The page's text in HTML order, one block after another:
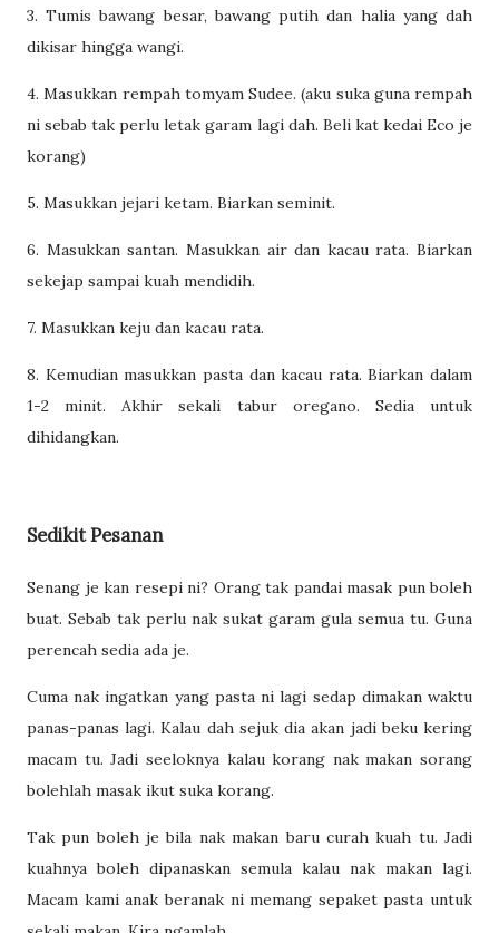
3. Tumis bawang besar, bawang putih dan halia yang dah
dikisar hingga wangi.
4. Masukkan rempah tomyam Sudee. (aku suka guna rempah
ni sebab tak perlu letak garam lagi dah. Beli kat kedai Eco je
korang)
5. Masukkan jejari ketam. Biarkan seminit.
6. Masukkan santan. Masukkan air dan kacau rata. Biarkan
sekejap sampai kuah mendidih.
7. Masukkan keju dan kacau rata.
8. Kemudian masukkan pasta dan kacau rata. Biarkan dalam
1-2 minit. Akhir sekali tabur oregano. Sedia untuk
dihidangkan.
Sedikit Pesanan
Senang je kan resepi ni? Orang tak pandai masak pun boleh
buat. Sebab tak perlu nak sukat garam gula semua tu. Guna
perencah sedia ada je.
Cuma nak ingatkan yang pasta ni lagi sedap dimakan waktu
panas-panas lagi. Kalau dah sejuk dia akan jadi beku kering
macam tu. Jadi seeloknya kalau korang nak makan sorang
bolehlah masak ikut suka korang.
Tak pun boleh je bila nak makan baru curah kuah tu. Jadi
kuahnya boleh dipanaskan semula kalau nak makan lagi.
Macam kami anak beranak ni memang sepaket pasta untuk